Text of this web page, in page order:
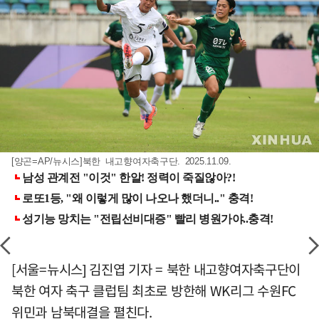
[양곤=AP/뉴시스]북한 내고향여자축구단. 2025.11.09.
[서울=뉴시스] 김진엽 기자 = 북한 내고향여자축구단이
북한 여자 축구 클럽팀 최초로 방한해 WK리그 수원FC
위민과 남북대결을 펼친다.